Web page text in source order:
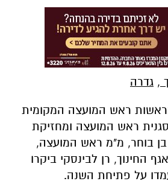
, גדרה
ראש המועצה המקומית
ראש המועצה ומחזיקת
בן בוחר, מ"מ ראש המועצה,
החינוך, רן לבינסקי ביקרו
על פתיחת השנה.